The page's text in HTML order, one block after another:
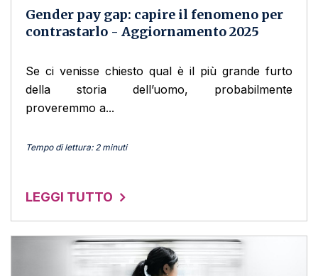
Gender pay gap: capire il fenomeno per
contrastarlo - Aggiornamento 2025
Se ci venisse chiesto qual è il più grande furto
della storia dell’uomo, probabilmente
proveremmo a...
Tempo di lettura: 2 minuti
LEGGI TUTTO